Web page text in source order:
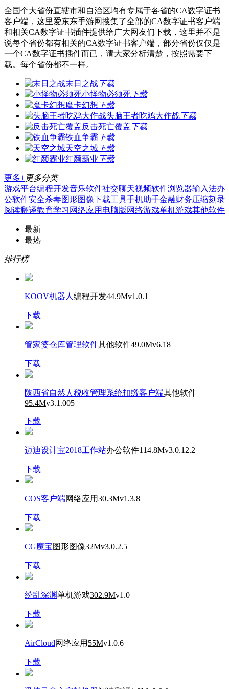
全国个大省份直辖市和自治区均有专属于各省的CA数字证书
客户端，这里爱东东手游网搜集了全部的CA数字证书客户端
和相关CA数字证书插件提供给广大网友们下载，这里并不是
说每个省份都有相关的CA数字证书客户端，部分省份仅仅是
一个CA数字证书插件而已，请大家分析清楚，按照需要下
载。每个省份都不一样。
末日之战下载
小怪物必须死下载
魔卡幻想 下载
头脑王者吃鸡大作战下载
反击死亡覆盖 下载
铁血争霸 下载
天空之城下载
红颜霸业 下载
更多+更多分类
游戏平台编程开发音乐软件社交聊天视频软件浏览器输入法办
公软件安全杀毒图形图像下载工具手机助手金融财务压缩刻录
阅读翻译教育学习 网络应用 电脑版 网络游戏单机游戏其他软件
最新
最热
排行榜
KOOV机器人 编程开发44.9Mv1.0.1
下载
管家婆仓库管理软件其他软件49.0Mv6.18
下载
陕西省自然人税收管理系统扣缴客户端其他软件
95.4Mv3.1.005
下载
迈迪设计宝2018工作站办公软件114.8Mv3.0.12.2
下载
COS客户端网络应用30.3Mv1.3.8
下载
CG魔宝图形图像32Mv3.0.2.5
下载
纷乱深渊单机游戏302.9Mv1.0
下载
AirCloud网络应用 55Mv1.0.6
下载